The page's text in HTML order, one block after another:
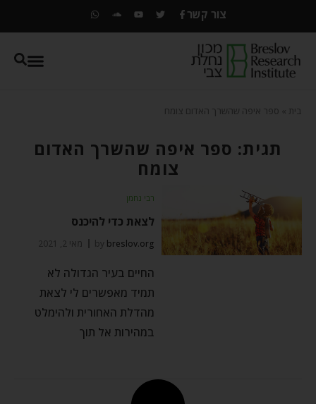
צור קשר
בית ספר איפה שהשרך האדום צומח
תגית: ספר איפה שהשרך האדום
צומח
רבי נחמן
לצאת כדי להיכנס
by breslov.org מאי 2, 2021
החיים בעיר הגדולה לא
תמיד מאפשרים לי לצאת
מהדלת האחורית ולהימלט
במהירות אל תוך